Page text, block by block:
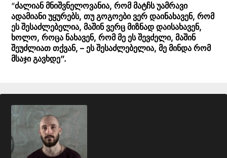
“ძალიან მნიშვნელოვანია, რომ მატჩს უამრავი
ადამიანი უყურებს, თუ გოგოები ვერ დაინახავენ, რომ
ეს შესაძლებელია, მაშინ ვერც მიზნად დაისახავენ,
ხოლო, როცა ნახავენ, რომ მე ეს შევძელი, მაშინ
შეუძლიათ თქვან, – ეს შესაძლებელია, მე მინდა რომ
მსაჯი გავხდე”.